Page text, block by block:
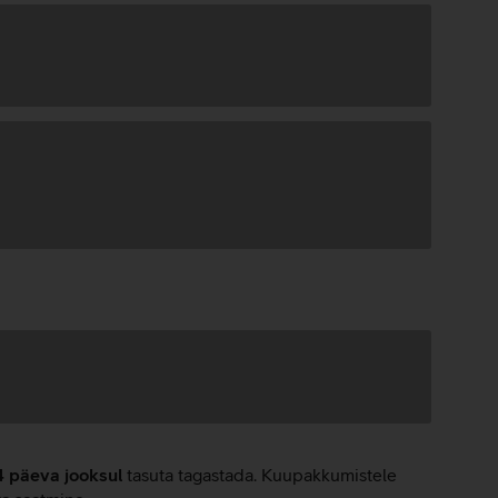
päeva jooksul tasuta tagastada. Kuupakkumistele